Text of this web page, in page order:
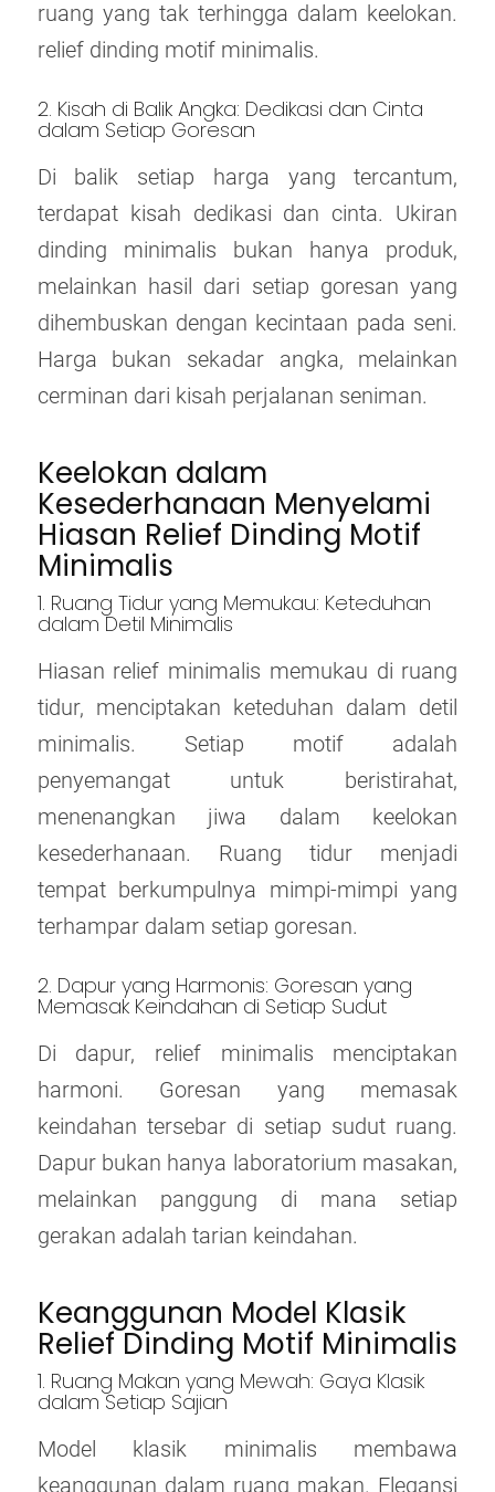
ruang yang tak terhingga dalam keelokan.
relief dinding motif minimalis.
2. Kisah di Balik Angka: Dedikasi dan Cinta
dalam Setiap Goresan
Di balik setiap harga yang tercantum,
terdapat kisah dedikasi dan cinta. Ukiran
dinding minimalis bukan hanya produk,
melainkan hasil dari setiap goresan yang
dihembuskan dengan kecintaan pada seni.
Harga bukan sekadar angka, melainkan
cerminan dari kisah perjalanan seniman.
Keelokan dalam
Kesederhanaan Menyelami
Hiasan Relief Dinding Motif
Minimalis
1. Ruang Tidur yang Memukau: Keteduhan
dalam Detil Minimalis
Hiasan relief minimalis memukau di ruang
tidur, menciptakan keteduhan dalam detil
minimalis. Setiap motif adalah
penyemangat untuk beristirahat,
menenangkan jiwa dalam keelokan
kesederhanaan. Ruang tidur menjadi
tempat berkumpulnya mimpi-mimpi yang
terhampar dalam setiap goresan.
2. Dapur yang Harmonis: Goresan yang
Memasak Keindahan di Setiap Sudut
Di dapur, relief minimalis menciptakan
harmoni. Goresan yang memasak
keindahan tersebar di setiap sudut ruang.
Dapur bukan hanya laboratorium masakan,
melainkan panggung di mana setiap
gerakan adalah tarian keindahan.
Keanggunan Model Klasik
Relief Dinding Motif Minimalis
1. Ruang Makan yang Mewah: Gaya Klasik
dalam Setiap Sajian
Model klasik minimalis membawa
keanggunan dalam ruang makan. Elegansi